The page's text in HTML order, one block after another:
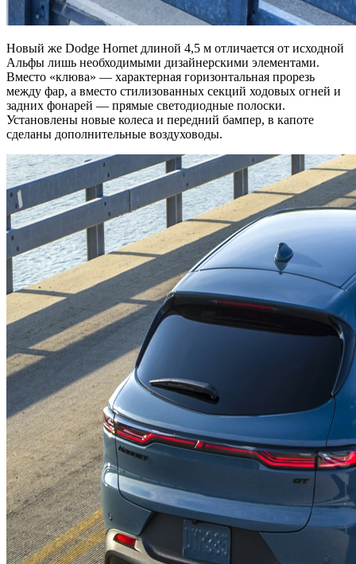
Новый же Dodge Hornet длиной 4,5 м отличается от исходной
Альфы лишь необходимыми дизайнерскими элементами.
Вместо «клюва» — характерная горизонтальная прорезь
между фар, а вместо стилизованных секций ходовых огней и
задних фонарей — прямые светодиодные полоски.
Установлены новые колеса и передний бампер, в капоте
сделаны дополнительные воздуховоды.